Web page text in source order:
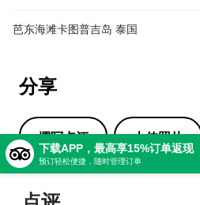
芭东海滩卡图普吉岛 泰国
分享
撰写点评 上传照片
下载APP，最高享15%订单返现
预订轻松便捷，随时管理订单